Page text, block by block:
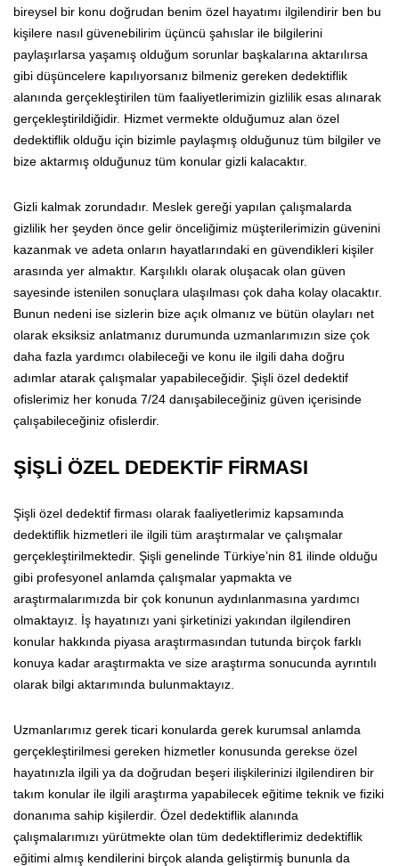
bireysel bir konu doğrudan benim özel hayatımı ilgilendirir ben bu
kişilere nasıl güvenebilirim üçüncü şahıslar ile bilgilerini
paylaşırlarsa yaşamış olduğum sorunlar başkalarına aktarılırsa
gibi düşüncelere kapılıyorsanız bilmeniz gereken dedektiflik
alanında gerçekleştirilen tüm faaliyetlerimizin gizlilik esas alınarak
gerçekleştirildiğidir. Hizmet vermekte olduğumuz alan özel
dedektiflik olduğu için bizimle paylaşmış olduğunuz tüm bilgiler ve
bize aktarmış olduğunuz tüm konular gizli kalacaktır.
Gizli kalmak zorundadır. Meslek gereği yapılan çalışmalarda
gizlilik her şeyden önce gelir önceliğimiz müşterilerimizin güvenini
kazanmak ve adeta onların hayatlarındaki en güvendikleri kişiler
arasında yer almaktır. Karşılıklı olarak oluşacak olan güven
sayesinde istenilen sonuçlara ulaşılması çok daha kolay olacaktır.
Bunun nedeni ise sizlerin bize açık olmanız ve bütün olayları net
olarak eksiksiz anlatmanız durumunda uzmanlarımızın size çok
daha fazla yardımcı olabileceği ve konu ile ilgili daha doğru
adımlar atarak çalışmalar yapabileceğidir. Şişli özel dedektif
ofislerimiz her konuda 7/24 danışabileceğiniz güven içerisinde
çalışabileceğiniz ofislerdir.
ŞİŞLİ ÖZEL DEDEKTİF FİRMASI
Şişli özel dedektif firması olarak faaliyetlerimiz kapsamında
dedektiflik hizmetleri ile ilgili tüm araştırmalar ve çalışmalar
gerçekleştirilmektedir. Şişli genelinde Türkiye’nin 81 ilinde olduğu
gibi profesyonel anlamda çalışmalar yapmakta ve
araştırmalarımızda bir çok konunun aydınlanmasına yardımcı
olmaktayız. İş hayatınızı yani şirketinizi yakından ilgilendiren
konular hakkında piyasa araştırmasından tutunda birçok farklı
konuya kadar araştırmakta ve size araştırma sonucunda ayrıntılı
olarak bilgi aktarımında bulunmaktayız.
Uzmanlarımız gerek ticari konularda gerek kurumsal anlamda
gerçekleştirilmesi gereken hizmetler konusunda gerekse özel
hayatınızla ilgili ya da doğrudan beşeri ilişkilerinizi ilgilendiren bir
takım konular ile ilgili araştırma yapabilecek eğitime teknik ve fiziki
donanıma sahip kişilerdir. Özel dedektiflik alanında
çalışmalarımızı yürütmekte olan tüm dedektiflerimiz dedektiflik
eğitimi almış kendilerini birçok alanda geliştirmiş bununla da